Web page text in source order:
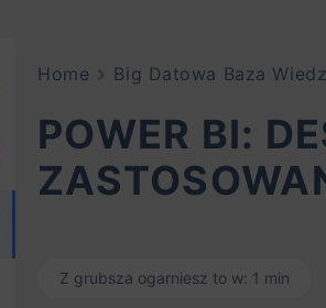
Home Big Datowa Baza
POWER BI:
Z grubsza ogarniesz to w: 1 min